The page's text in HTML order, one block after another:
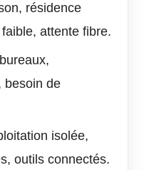
résidence
attente fibre.
besoin de
isolée,
outils connectés.